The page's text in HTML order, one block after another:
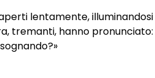
lentamente, illuminandosi
tremanti, hanno pronunciato: